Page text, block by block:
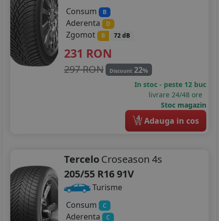
Consum
B
Aderenta D
Zgomot B 72 dB
231 RON
297 RON Discount 22%
In stoc - peste 12 buc
livrare 24/48 ore
Stoc magazin
4 Adauga in cos
TerceloCroseason 4s
205/55 R16 91V
Turisme
Consum
C
Aderenta C